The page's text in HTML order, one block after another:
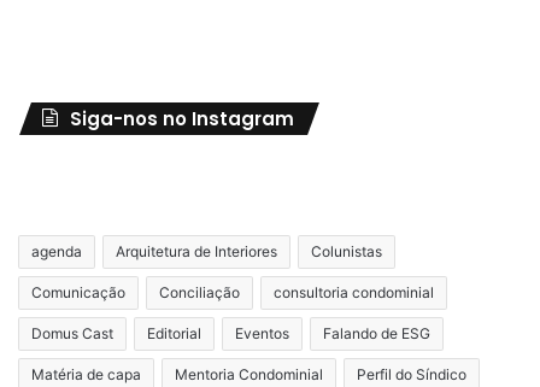
Siga-nos no Instagram
agenda Arquitetura de Interiores Colunistas
Comunicação Conciliação consultoria condominial
Domus Cast Editorial Eventos Falando de ESG
Matéria de capa Mentoria Condominial Perfil do Síndico